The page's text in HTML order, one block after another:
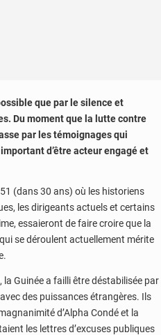
que par le silence et
Du moment que la lutte contre
par les témoignages qui
d’être acteur engagé et
(dans 30 ans) où les historiens
les dirigeants actuels et certains
essaieront de faire croire que la
se déroulent actuellement mérite
Guinée a failli être déstabilisée par
des puissances étrangères. Ils
d’Alpha Condé et la
les lettres d’excuses publiques